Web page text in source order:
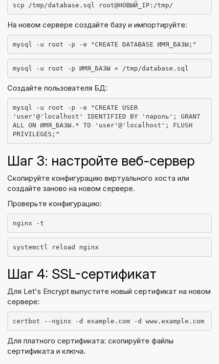
scp /tmp/database.sql root@НОВЫЙ_IP:/tmp/
На новом сервере создайте базу и импортируйте:
mysql -u root -p -e "CREATE DATABASE ИМЯ_БАЗЫ;"
mysql -u root -p ИМЯ_БАЗЫ < /tmp/database.sql
Создайте пользователя БД:
mysql -u root -p -e "CREATE USER
'user'@'localhost' IDENTIFIED BY 'пароль'; GRANT
ALL ON ИМЯ_БАЗЫ.* TO 'user'@'localhost'; FLUSH
PRIVILEGES;"
Шаг 3: настройте веб-сервер
Скопируйте конфигурацию виртуального хоста или
создайте заново на новом сервере.
Проверьте конфигурацию:
nginx -t
systemctl reload nginx
Шаг 4: SSL-сертификат
Для Let's Encrypt выпустите новый сертификат на новом
сервере:
certbot --nginx -d example.com -d www.example.com
Для платного сертификата: скопируйте файлы
сертификата и ключа.